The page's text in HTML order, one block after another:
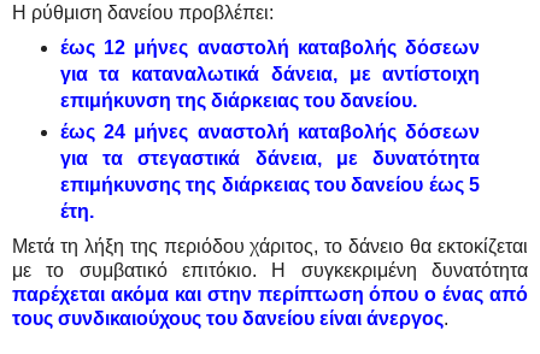
Η ρύθμιση δανείου προβλέπει:
έως 12 μήνες αναστολή καταβολής δόσεων
για τα καταναλωτικά δάνεια, με αντίστοιχη
επιμήκυνση της διάρκειας του δανείου.
έως 24 μήνες αναστολή καταβολής δόσεων
για τα στεγαστικά δάνεια, με δυνατότητα
επιμήκυνσης της διάρκειας του δανείου έως 5
έτη.
Μετά τη λήξη της περιόδου χάριτος, το δάνειο θα εκτοκίζεται
με το συμβατικό επιτόκιο. Η συγκεκριμένη δυνατότητα
παρέχεται ακόμα και στην περίπτωση όπου ο ένας από
τους συνδικαιούχους του δανείου είναι άνεργος.